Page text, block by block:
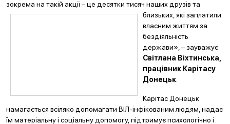
зокрема на такій акції – це десятки тисяч наших друзів та
близьких, які заплатили
власним життям за
бездіяльність
держави», – зауважує
Світлана Віхтинська,
працівник Карітасу
Донецьк
Карітас Донецьк
намагається всіляко допомагати ВІЛ-інфікованим людям, надає
їм матеріальну і соціальну допомогу, підтримує психологічно і